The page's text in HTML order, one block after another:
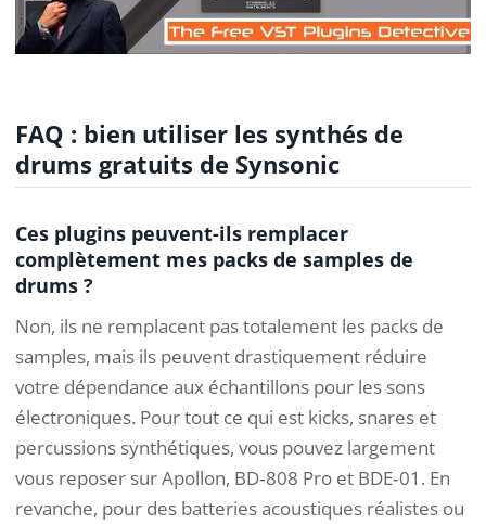
FAQ : bien utiliser les synthés de
drums gratuits de Synsonic
Ces plugins peuvent-ils remplacer
complètement mes packs de samples de
drums ?
Non, ils ne remplacent pas totalement les packs de
samples, mais ils peuvent drastiquement réduire
votre dépendance aux échantillons pour les sons
électroniques. Pour tout ce qui est kicks, snares et
percussions synthétiques, vous pouvez largement
vous reposer sur Apollon, BD‑808 Pro et BDE‑01. En
revanche, pour des batteries acoustiques réalistes ou